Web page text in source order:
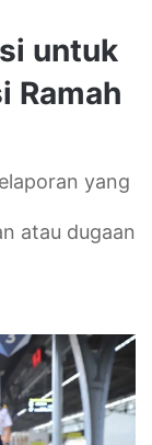
untuk
Ramah
yang
atau dugaan